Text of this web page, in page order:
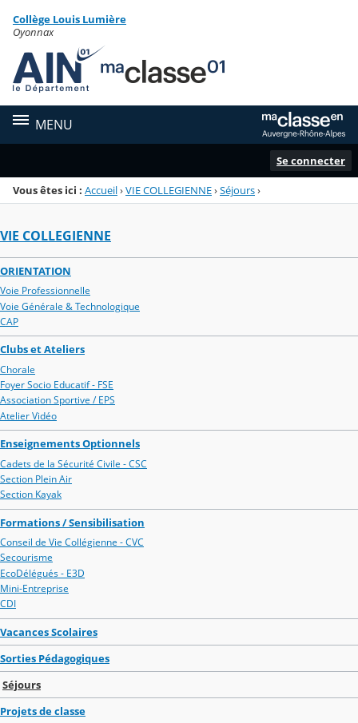
Menu de la rubrique
Contenu
Collège Louis Lumière
Oyonnax
MENU
Se connecter
Vous êtes ici : Accueil›VIE COLLEGIENNE›Séjours›
VIE COLLEGIENNE
ORIENTATION
Voie Professionnelle
Voie Générale & Technologique
CAP
Clubs et Ateliers
Chorale
Foyer Socio Educatif - FSE
Association Sportive / EPS
Atelier Vidéo
Enseignements Optionnels
Cadets de la Sécurité Civile - CSC
Section Plein Air
Section Kayak
Formations / Sensibilisation
Conseil de Vie Collégienne - CVC
Secourisme
EcoDélégués - E3D
Mini-Entreprise
CDI
Vacances Scolaires
Sorties Pédagogiques
Séjours
Projets de classe